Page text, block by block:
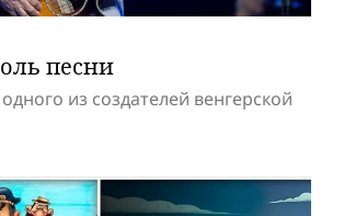
песни
из создателей венгерской